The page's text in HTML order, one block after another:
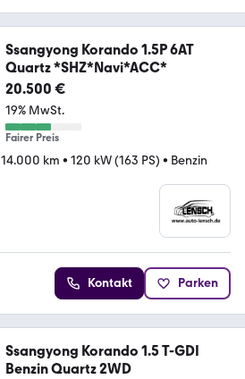
Ssangyong Korando 1.5P 6AT
Quartz *SHZ*Navi*ACC*
20.500 €
19% MwSt.
Fairer Preis
14.000 km • 120 kW (163 PS) • Benzin
Kontakt Parken
Ssangyong Korando 1.5 T-GDI
Benzin Quartz 2WD